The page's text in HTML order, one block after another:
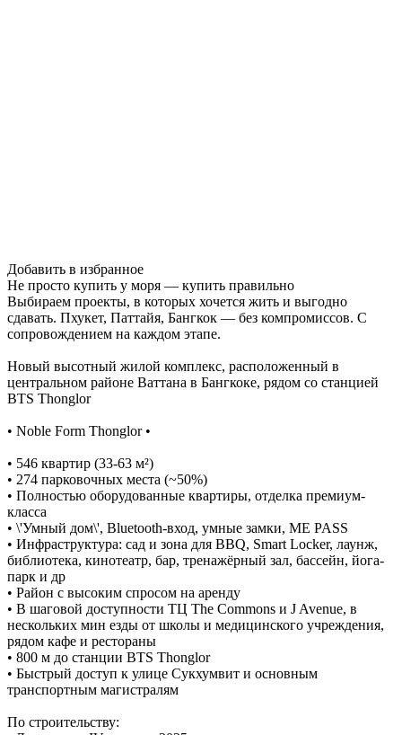
Добавить в избранное
Не просто купить у моря — купить правильно
Выбираем проекты, в которых хочется жить и выгодно
сдавать. Пхукет, Паттайя, Бангкок — без компромиссов. С
сопровождением на каждом этапе.
Новый высотный жилой комплекс, расположенный в
центральном районе Ваттана в Бангкоке, рядом со станцией
BTS Thonglor
• Noble Form Thonglor •
• 546 квартир (33-63 м²)
• 274 парковочных места (~50%)
• Полностью оборудованные квартиры, отделка премиум-
класса
• \'Умный дом\', Bluetooth-вход, умные замки, ME PASS
• Инфраструктура: сад и зона для BBQ, Smart Locker, лаунж,
библиотека, кинотеатр, бар, тренажёрный зал, бассейн, йога-
парк и др
• Район с высоким спросом на аренду
• В шаговой доступности ТЦ The Commons и J Avenue, в
нескольких мин езды от школы и медицинского учреждения,
рядом кафе и рестораны
• 800 м до станции BTS Thonglor
• Быстрый доступ к улице Сукхумвит и основным
транспортным магистралям
По строительству: